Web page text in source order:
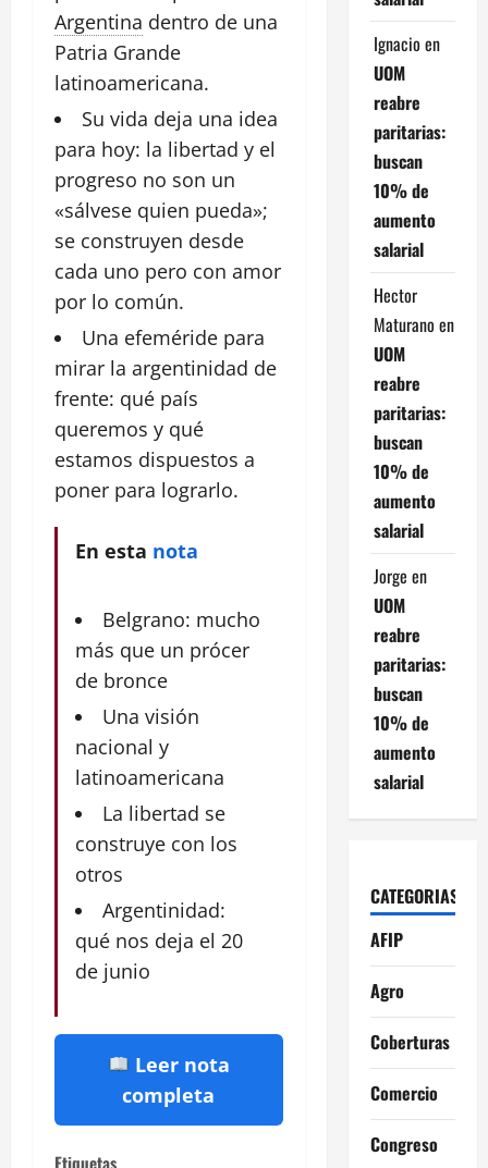
Argentina dentro de una
Patria Grande
latinoamericana.
Su vida deja una idea
para hoy: la libertad y el
progreso no son un
«sálvese quien pueda»;
se construyen desde
cada uno pero con amor
por lo común.
Una efeméride para
mirar la argentinidad de
frente: qué país
queremos y qué
estamos dispuestos a
poner para lograrlo.
En esta nota
Belgrano: mucho
más que un prócer
de bronce
Una visión
nacional y
latinoamericana
La libertad se
construye con los
otros
Argentinidad:
qué nos deja el 20
de junio
Leer nota
completa
Etiquetas
Ignacio en
UOM
reabre
paritarias:
buscan
10% de
aumento
salarial
Hector
Maturano en
UOM
reabre
paritarias:
buscan
10% de
aumento
salarial
Jorge en
UOM
reabre
paritarias:
buscan
10% de
aumento
salarial
CATEGORIAS
AFIP
Agro
Coberturas
Comercio
Congreso